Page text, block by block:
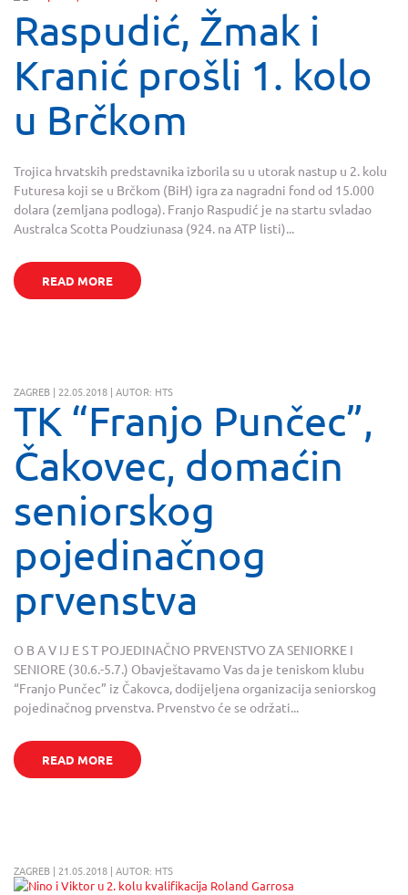
Raspudić, Žmak i
Kranić prošli 1. kolo
u Brčkom
Trojica hrvatskih predstavnika izborila su u utorak nastup u 2. kolu
Futuresa koji se u Brčkom (BiH) igra za nagradni fond od 15.000
dolara (zemljana podloga). Franjo Raspudić je na startu svladao
Australca Scotta Poudziunasa (924. na ATP listi)...
READ MORE
ZAGREB | 22.05.2018 | AUTOR: HTS
TK “Franjo Punčec”,
Čakovec, domaćin
seniorskog
pojedinačnog
prvenstva
O B A V IJ E S T POJEDINAČNO PRVENSTVO ZA SENIORKE I
SENIORE (30.6.-5.7.) Obavještavamo Vas da je teniskom klubu
“Franjo Punčec” iz Čakovca, dodijeljena organizacija seniorskog
pojedinačnog prvenstva. Prvenstvo će se održati...
READ MORE
ZAGREB | 21.05.2018 | AUTOR: HTS